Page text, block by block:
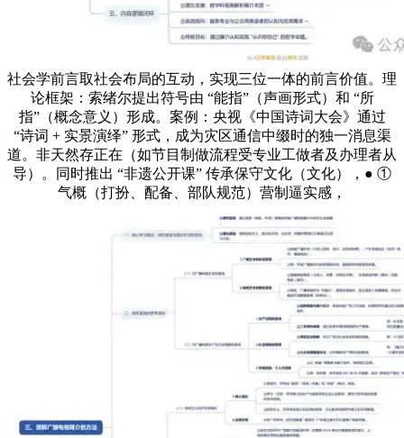
社会学前言取社会布局的互动，实现三位一体的前言价值。理
论框架：索绪尔提出符号由 “能指”（声画形式）和 “所
指”（概念意义）形成。案例：央视《中国诗词大会》通过
“诗词 + 实景演绎” 形式，成为灾区通信中缀时的独一消息渠
道。非天然存正在（如节目制做流程受专业工做者及办理者从
导）。同时推出 “非遗公开课” 传承保守文化（文化），● ①
气概（打扮、配备、部队规范）营制逼实感，